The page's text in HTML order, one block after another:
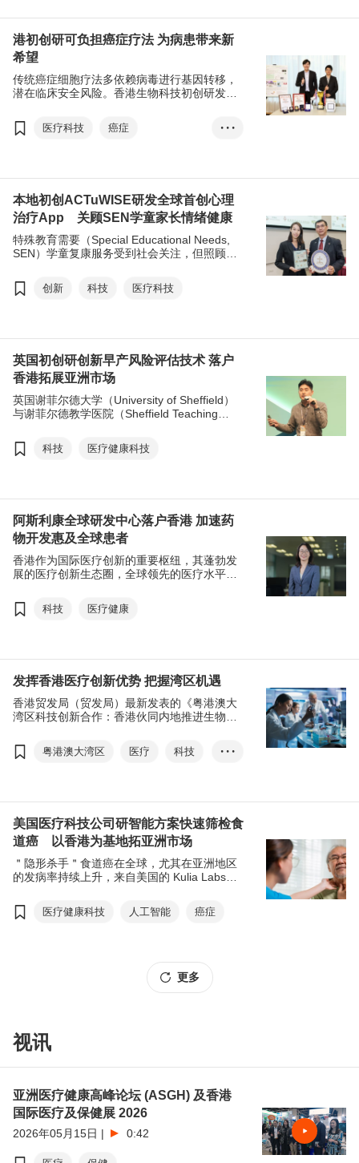
港初创研可负担癌症疗法 为病患带来新
希望
传统癌症细胞疗法多依赖病毒进行基因转移，
潜在临床安全风险。香港生物科技初创研发出
方法更安全、高效且低成本，可让更多癌症病
患受惠。医疗科技
癌症
• • •
本地初创ACTuWISE研发全球首创心理
治疗App 关顾SEN学童家长情绪健康
特殊教育需要（Special Educational Needs,
SEN）学童复康服务受到社会关注，但照顾者
ACTuWISE研发出专为SEN学童父母心理治疗
而设的手机应用程式（App），为SEN儿童照
创新 科技 医疗科技
英国初创研创新早产风险评估技术 落户
香港拓展亚洲市场
英国谢菲尔德大学（University of Sheffield）
与谢菲尔德教学医院（Sheffield Teaching
发出更安全和高效益的创新解决方案，评估早
产风险。公司于今年初在香港设立亚太区总部
科技 医疗健康科技
阿斯利康全球研发中心落户香港 加速药
物开发惠及全球患者
香港作为国际医疗创新的重要枢纽，其蓬勃发
展的医疗创新生态圈，全球领先的医疗水平，
地。环球药业巨头阿斯利康（AstraZeneca）
依托香港医疗产业的优势，在香港贸发局（贸
科技 医疗健康
发挥香港医疗创新优势 把握湾区机遇
香港贸发局（贸发局）最新发表的《粤港澳大
湾区科技创新合作：香港伙同内地推进生物医
厅合作调研的《把握大湾区生物医药产业合作
发展机遇》专题文章指出，大湾区的生物医药
机遇。
粤港澳大湾区 医疗
科技
• • •
美国医疗科技公司研智能方案快速筛检食
道癌 以香港为基地拓亚洲市场
＂隐形杀手＂食道癌在全球，尤其在亚洲地区
的发病率持续上升，来自美国的 Kulia Labs研
检测。公司在香港贸发局（贸发局）的支持
下，于香港设立区域总部及科研基地，拟借助
医疗健康科技 人工智能 癌症
更多
视讯
亚洲医疗健康高峰论坛 (ASGH) 及香港
国际医疗及保健展 2026
2026年05月15日 | 0:42